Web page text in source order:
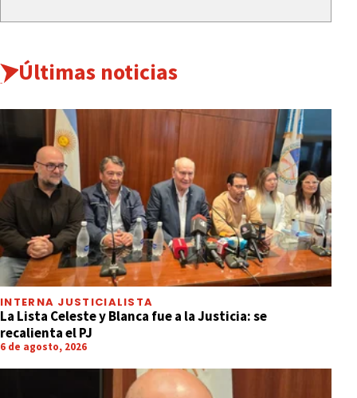
Últimas noticias
INTERNA JUSTICIALISTA
La Lista Celeste y Blanca fue a la Justicia: se
recalienta el PJ
6 de agosto, 2026